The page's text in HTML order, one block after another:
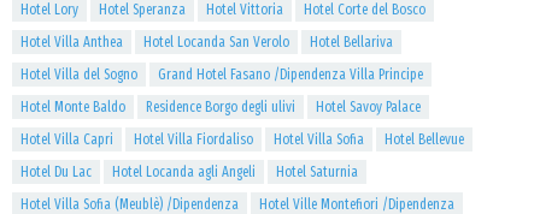
Hotel Lory
Hotel Speranza Hotel Vittoria
Hotel Corte del Bosco
Hotel Villa Anthea
Hotel Locanda San Verolo
Hotel Bellariva
Hotel Villa del Sogno
Grand Hotel Fasano /Dipendenza Villa Principe
Hotel Monte Baldo
Residence Borgo degli ulivi
Hotel Savoy Palace
Hotel Villa Capri
Hotel Villa Fiordaliso Hotel Villa Sofia
Hotel Bellevue
Hotel Du Lac
Hotel Locanda agli Angeli
Hotel Saturnia
Hotel Villa Sofia (Meublè) /Dipendenza
Hotel Ville Montefiori /Dipendenza